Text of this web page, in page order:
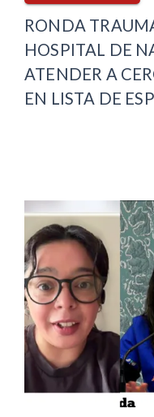
RONDA
HOSPITAL DE
ATENDER A
EN LISTA DE